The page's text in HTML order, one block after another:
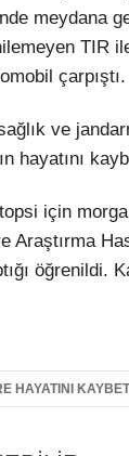
meydana
TIR
çarpıştı.
ve
hayatını
için
Araştırma
öğrenildi.
HAYATINI